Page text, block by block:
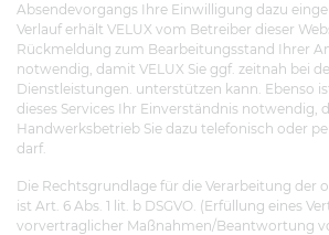
Absendevorgangs Ihre Einwilligung dazu
Verlauf erhält VELUX vom Betreiber dieser
Rückmeldung zum Bearbeitungsstand Ihrer
notwendig, damit VELUX Sie ggf. zeitnah bei
Dienstleistungen. unterstützen kann. Ebenso
dieses Services Ihr Einverständnis notwendig,
Handwerksbetrieb Sie dazu telefonisch oder
darf.
Die Rechtsgrundlage für die Verarbeitung der
ist Art. 6 Abs. 1 lit. b DSGVO. (Erfüllung eines
vorvertraglicher Maßnahmen/Beantwortung